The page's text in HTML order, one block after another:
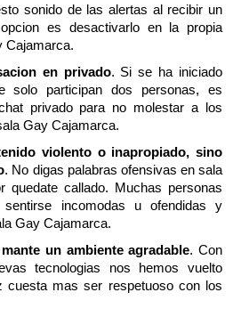
sonido de las alertas al recibir un
es desactivarlo en la propia
Cajamarca.
en privado. Si se ha iniciado
solo participan dos personas, es
privado para no molestar a los
Gay Cajamarca.
violento o inapropiado, sino
. No digas palabras ofensivas en sala
quedate callado. Muchas personas
sentirse incomodas u ofendidas y
Gay Cajamarca.
un ambiente agradable. Con
tecnologias nos hemos vuelto
cuesta mas ser respetuoso con los